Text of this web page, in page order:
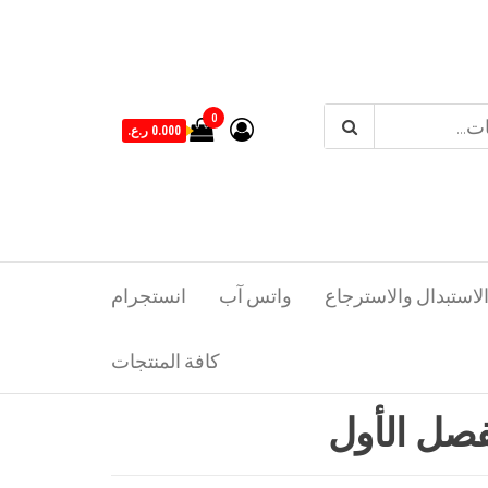
0
0.000 ر.ع.
انستجرام واتس آب والاسترجاع
كافة المنتجات